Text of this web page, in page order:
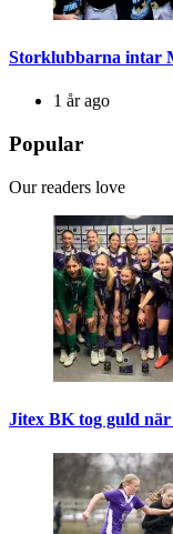
Storklubbarna intar
1 år ago
Popular
Our readers love
Jitex BK tog guld